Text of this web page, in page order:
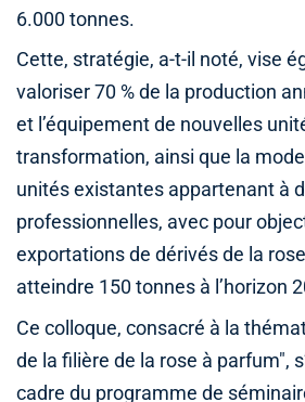
6.000 tonnes.
Cette, stratégie, a-t-il noté, vise
valoriser 70 % de la production
et l’équipement de nouvelles
transformation, ainsi que la
unités existantes appartenant à
professionnelles, avec pour
exportations de dérivés de la
atteindre 150 tonnes à l’horizon
Ce colloque, consacré à la
de la filière de la rose à parfum",
cadre du programme de